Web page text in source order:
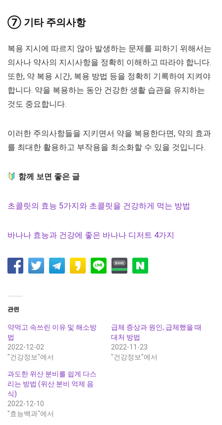
⑦ 기타 주의사항
복용 지시에 따르지 않아 발생하는 문제를 피하기 위해서는
의사나 약사의 지시사항을 정확히 이해하고 따라야 합니다.
또한, 약 복용 시간, 복용 방법 등을 정확히 기록하여 지켜야
합니다. 약을 복용하는 동안 건강한 생활 습관을 유지하는
것도 중요합니다.
이러한 주의사항들을 지키면서 약을 복용한다면, 약의 효과
를 최대한 활용하고 부작용을 최소화할 수 있을 것입니다.
함께 보면 좋은 글
초콜릿의 효능 5가지와 초콜릿을 건강하게 먹는 방법
바나나 효능과 건강에 좋은 바나나 디저트 4가지
관련
약먹고 속쓰린 이유 및 해소방
법
2022-12-02
"건강정보"에서
급체 증상과 원인, 급체했을 때
대처 방법
2022-11-23
"건강정보"에서
과도한 위산 분비를 쉽게 다스
리는 방법 (위산 분비 억제 음
식)
2022-12-10
"효능백과"에서